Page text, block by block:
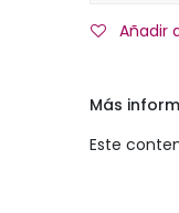
Añadir
Más
Este